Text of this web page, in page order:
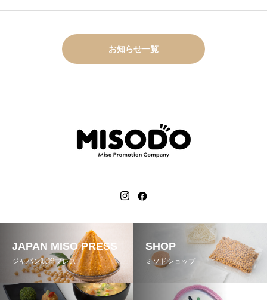
お知らせ一覧
JAPAN MISO PRESS
ジャパン味噌プレス
SHOP
ミソドショップ